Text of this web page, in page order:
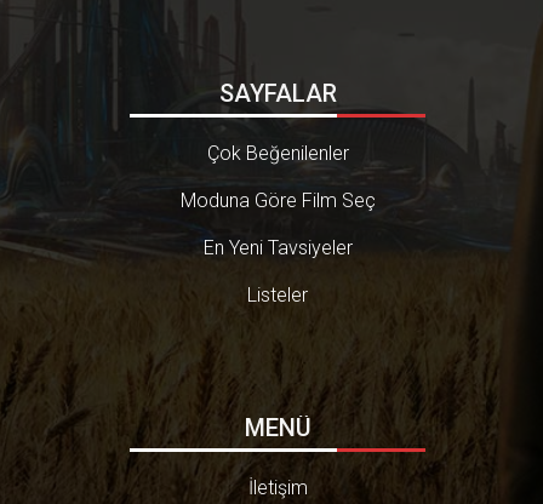
SAYFALAR
Çok Beğenilenler
Moduna Göre Film Seç
En Yeni Tavsiyeler
Listeler
MENÜ
İletişim